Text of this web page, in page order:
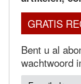
GRATIS
Bent u al
wachtwoord